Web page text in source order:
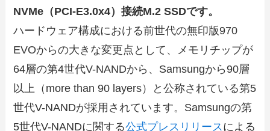
NVMe（PCI-E3.0x4）接続M.2 SSDです。
ハードウェア構成における前世代の無印版970
EVOからの大きな変更点として、メモリチップが
64層の第4世代V-NANDから、Samsungから90層
以上（more than 90 layers）と公称されている第5
世代V-NANDが採用されています。Samsungの第
5世代V-NANDに関する公式プレスリリースによる